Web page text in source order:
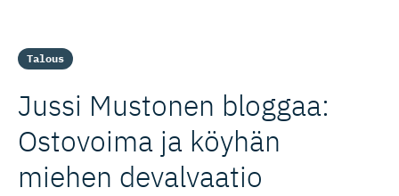
Talous
Jussi Mustonen bloggaa:
Ostovoima ja köyhän
miehen devalvaatio